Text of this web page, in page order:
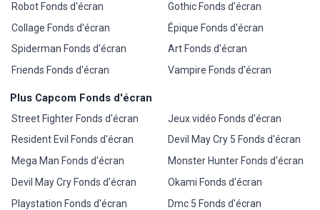
Robot Fonds d'écran
Collage Fonds d'écran
Spiderman Fonds d'écran
Friends Fonds d'écran
Gothic Fonds d'écran
Épique Fonds d'écran
Art Fonds d'écran
Vampire Fonds d'écran
Plus Capcom Fonds d'écran
Street Fighter Fonds d'écran
Resident Evil Fonds d'écran
Mega Man Fonds d'écran
Devil May Cry Fonds d'écran
Playstation Fonds d'écran
Jeux vidéo Fonds d'écran
Devil May Cry 5 Fonds d'écran
Monster Hunter Fonds d'écran
Okami Fonds d'écran
Dmc 5 Fonds d'écran